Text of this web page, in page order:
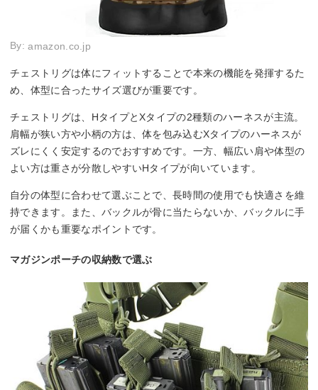
By:amazon.co.jp
チェストリグは体にフィットすることで本来の機能を発揮するた
め、体型に合ったサイズ選びが重要です。
チェストリグは、HタイプとXタイプの2種類のハーネスが主流。
肩幅が狭い方や小柄の方は、体を包み込むXタイプのハーネスが
ズレにくく安定するのでおすすめです。一方、幅広い肩や体型の
よい方は重さが分散しやすいHタイプが向いています。
自分の体型に合わせて選ぶことで、長時間の使用でも快適さを維
持できます。また、バックルが骨に当たらないか、バックルに手
が届くかも重要なポイントです。
マガジンポーチの収納数で選ぶ